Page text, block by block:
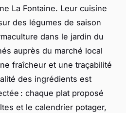
La Fontaine. Leur cuisine
des légumes de saison
dans le jardin du
auprès du marché local
fraîcheur et une traçabilité
des ingrédients est
: chaque plat proposé
et le calendrier potager,